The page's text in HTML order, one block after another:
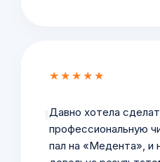
★★★★★
Давно хотела
профессиональную
пал на «Медента», и